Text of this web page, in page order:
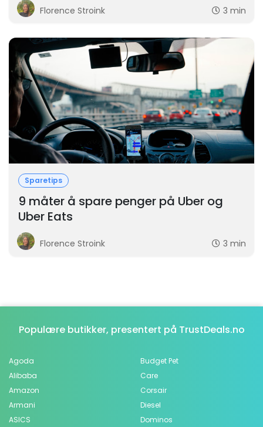
Florence Stroink 3 min
Sparetips
9 måter å spare penger på Uber og
Uber Eats
Florence Stroink 3 min
Populære butikker, presentert på TrustDeals.no
Agoda
Alibaba
Amazon
Armani
ASICS
Budget Pet
Care
Corsair
Diesel
Dominos